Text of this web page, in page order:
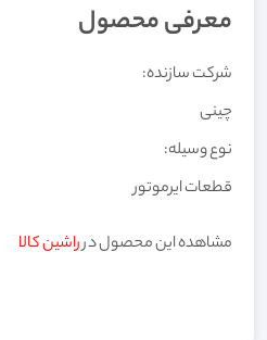
معرفی محصول
شرکت سازنده:
چینی
نوع وسیله:
قطعات ایرموتور
مشاهده این محصول درراشین کالا